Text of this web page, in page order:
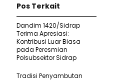
Pos Terkait
Dandim 1420/Sidrap
Terima Apresiasi:
Kontribusi Luar Biasa
pada Peresmian
Polsubsektor Sidrap
Tradisi Penyambutan